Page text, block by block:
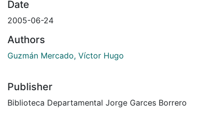
Date
2005-06-24
Authors
Guzmán Mercado, Víctor Hugo
Publisher
Biblioteca Departamental Jorge Garces Borrero